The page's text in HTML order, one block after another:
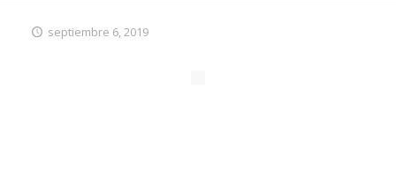
septiembre 6, 2019